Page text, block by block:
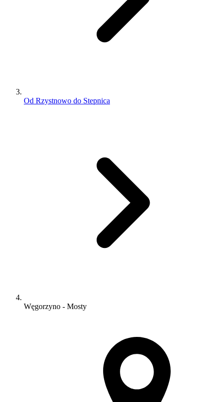
Od Rzystnowo do Stepnica
Węgorzyno - Mosty